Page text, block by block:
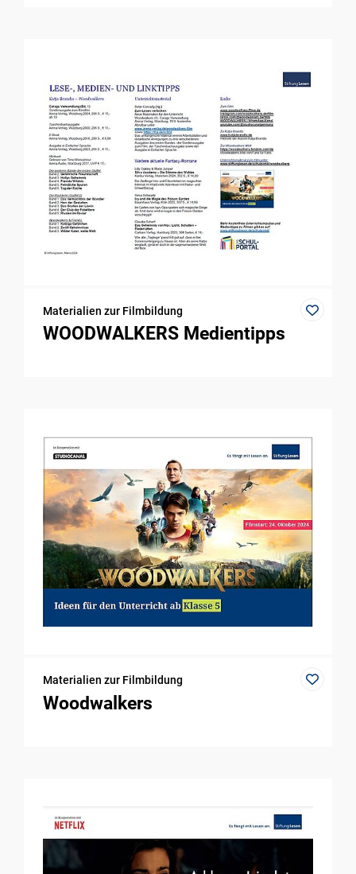
Materialien zur Filmbildung
WOODWALKERS Medientipps
Materialien zur Filmbildung
Woodwalkers